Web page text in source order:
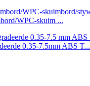
WPC-skuim ...
0.35-7.5mm ABS T...